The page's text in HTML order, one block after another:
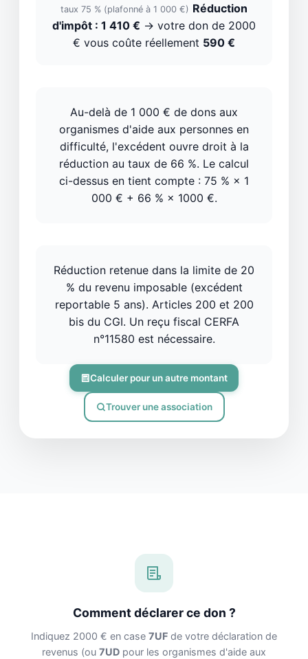
taux 75 % (plafonné à 1 000 €) Réduction
d'impôt : 1 410 € → votre don de 2000
€ vous coûte réellement 590 €
Au-delà de 1 000 € de dons aux
organismes d'aide aux personnes en
difficulté, l'excédent ouvre droit à la
réduction au taux de 66 %. Le calcul
ci-dessus en tient compte : 75 % × 1
000 € + 66 % × 1000 €.
Réduction retenue dans la limite de 20
% du revenu imposable (excédent
reportable 5 ans). Articles 200 et 200
bis du CGI. Un reçu fiscal CERFA
n°11580 est nécessaire.
Calculer pour un autre montant
Trouver une association
Comment déclarer ce don ?
Indiquez 2000 € en case 7UF de votre déclaration de
revenus (ou 7UD pour les organismes d'aide aux